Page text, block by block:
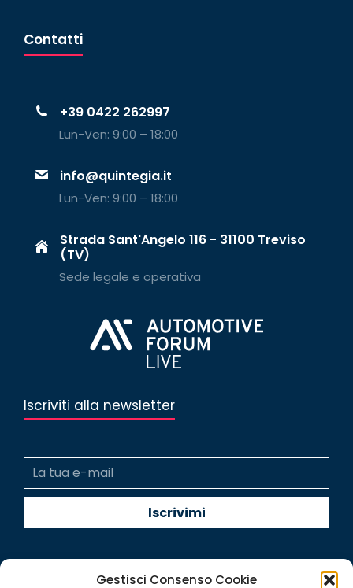
Gestisci Consenso Cookie
Contatti
+39 0422 262997
Lun-Ven: 9:00 – 18:00
info@quintegia.it
Lun-Ven: 9:00 – 18:00
Strada Sant'Angelo 116 - 31100 Treviso
(TV)
Sede legale e operativa
Iscriviti alla newsletter